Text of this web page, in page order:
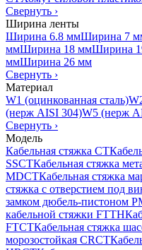
Свернуть ›
Ширина ленты
Ширина 6.8 ммШирина 7
ммШирина 18 ммШирина
ммШирина 26 мм
Свернуть ›
Материал
W1 (оцинкованная сталь)
(нерж AISI 304)W5 (нерж
Свернуть ›
Модель
Кабельная стяжка CT
SSCTКабельная стяжка
MDCTКабельная стяжка
стяжка с отверстием под
замком дюбель-пистоном
кабельной стяжки FTTH
FTCTКабельная стяжка
морозостойкая CRCT